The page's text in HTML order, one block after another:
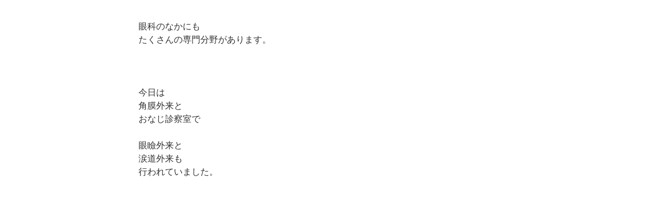
眼科のなかにも
たくさんの専門分野があります。
今日は
角膜外来と
おなじ診察室で
眼瞼外来と
涙道外来も
行われていました。